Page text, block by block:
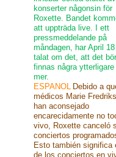
konserter någonsin för
Roxette. Bandet
att uppträda live. I ett
pressmeddelande på
måndagen, har April
talat om det, att det bör
finnas några ytterligare
mer.
ESPANOL Debido a
médicos Marie
han aconsejado
encarecidamente no
vivo, Roxette canceló
conciertos
Esto también significa
de los conciertos en